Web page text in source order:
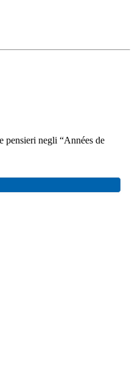
pensieri negli “Années de